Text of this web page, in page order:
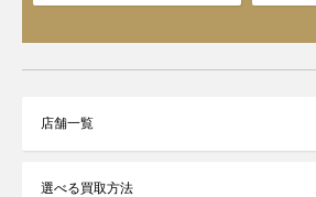
店舗一覧
選べる買取方法